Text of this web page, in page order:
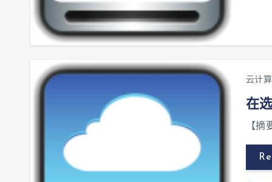
云计算
在
【